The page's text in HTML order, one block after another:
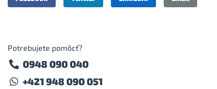
Potrebujete pomôcť?
0948 090 040
+421 948 090 051